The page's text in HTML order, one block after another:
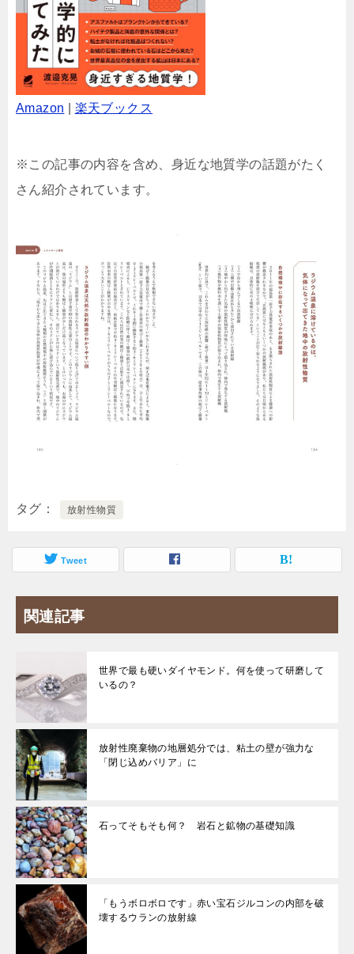
Amazon | 楽天ブックス
※この記事の内容を含め、身近な地質学の話題がたく
さん紹介されています。
タグ 放射性物質
Tweet
関連記事
世界で最も硬いダイヤモンド。何を使って研磨して
いるの？
放射性廃棄物の地層処分では、粘土の壁が強力な
「閉じ込めバリア」に
石ってそもそも何？ 岩石と鉱物の基礎知識
「もうボロボロです」赤い宝石ジルコンの内部を破
壊するウランの放射線